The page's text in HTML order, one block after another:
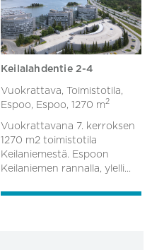
Keilalahdentie 2-4
Vuokrattava, Toimistotila,
Espoo, Espoo, 1270 m2
Vuokrattavana 7. kerroksen
1270 m2 toimistotila
Keilaniemestä. Espoon
Keilaniemen rannalla, ylelli...